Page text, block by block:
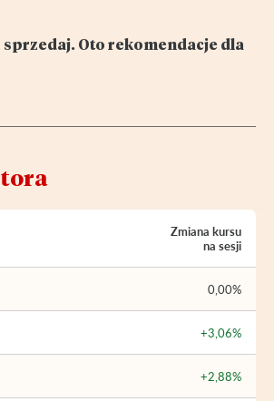
Oto rekomendacje dla
Zmiana kursu
na sesji
0,00%
+3,06%
+2,88%